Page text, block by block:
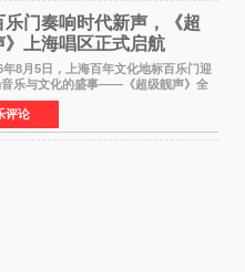
乐门奏响时代新声，《超
》上海唱区正式启航
月5日，上海百年文化地标百乐门迎
音乐与文化的盛事——《超级靓声》全
公益节目上海唱区新闻发布会暨启动
隆重举行。各界领导、嘉宾与媒体朋友
共同
评论